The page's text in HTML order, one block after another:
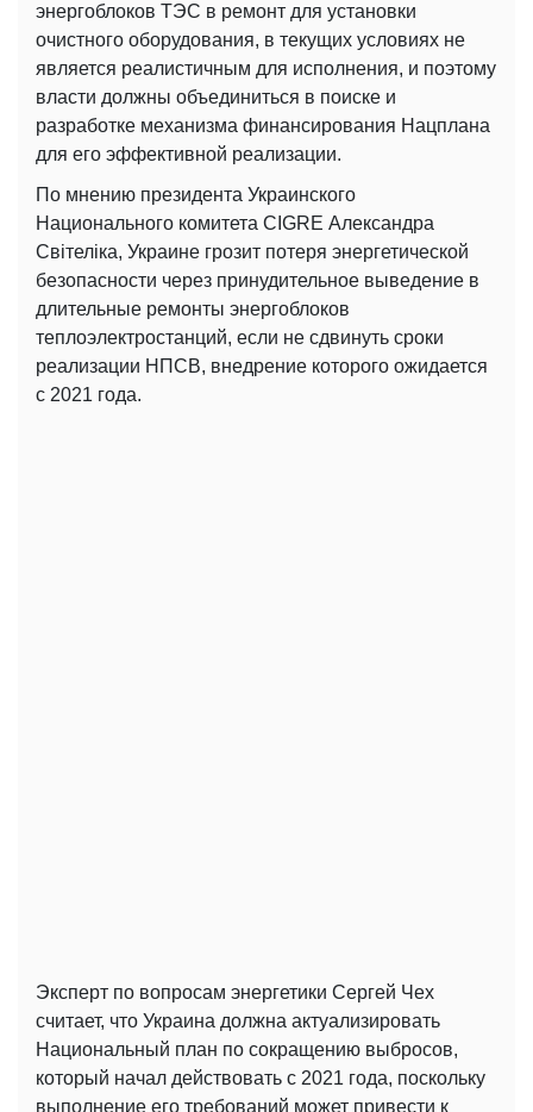
энергоблоков ТЭС в ремонт для установки
очистного оборудования, в текущих условиях не
является реалистичным для исполнения, и поэтому
власти должны объединиться в поиске и
разработке механизма финансирования Нацплана
для его эффективной реализации.
По мнению президента Украинского
Национального комитета CIGRE Александра
Світеліка, Украине грозит потеря энергетической
безопасности через принудительное выведение в
длительные ремонты энергоблоков
теплоэлектростанций, если не сдвинуть сроки
реализации НПСВ, внедрение которого ожидается
с 2021 года.
Эксперт по вопросам энергетики Сергей Чех
считает, что Украина должна актуализировать
Национальный план по сокращению выбросов,
который начал действовать с 2021 года, поскольку
выполнение его требований может привести к